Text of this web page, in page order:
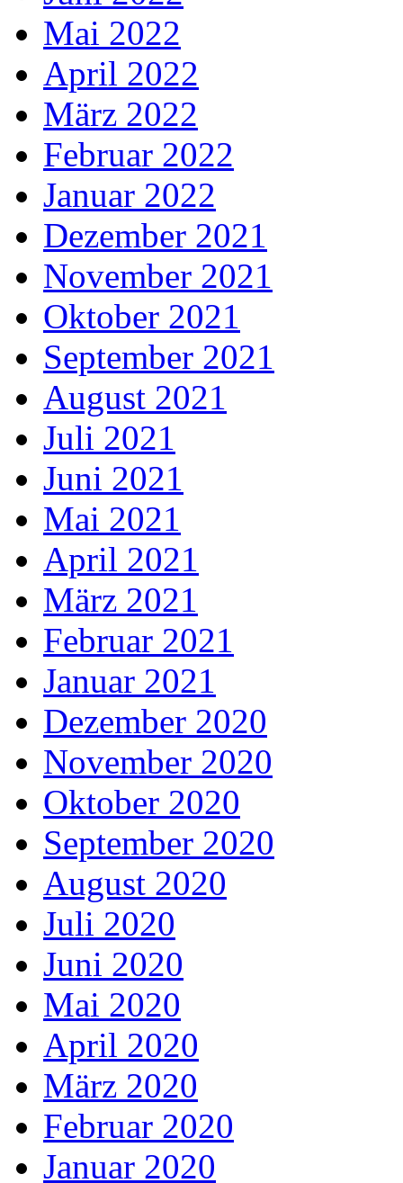
Mai 2022
April 2022
März 2022
Februar 2022
Januar 2022
Dezember 2021
November 2021
Oktober 2021
September 2021
August 2021
Juli 2021
Juni 2021
Mai 2021
April 2021
März 2021
Februar 2021
Januar 2021
Dezember 2020
November 2020
Oktober 2020
September 2020
August 2020
Juli 2020
Juni 2020
Mai 2020
April 2020
März 2020
Februar 2020
Januar 2020